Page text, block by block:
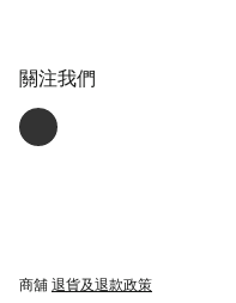
關注我們
商舖 退貨及退款政策